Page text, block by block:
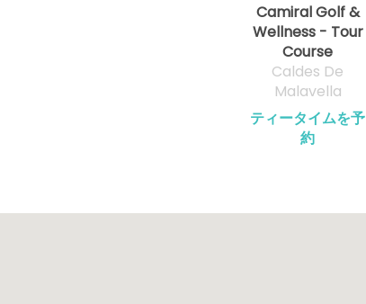
Camiral Golf &
Wellness - Tour
Course
Caldes De
Malavella
ティータイムを予
約